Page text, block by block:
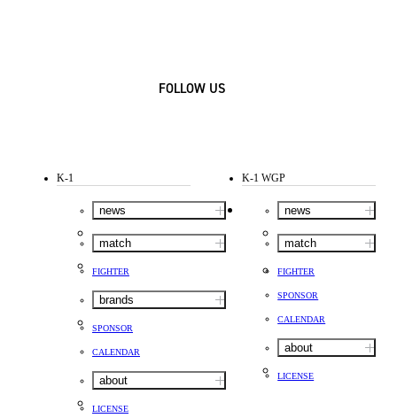
FOLLOW US
K-1
news
match
FIGHTER
brands
SPONSOR
CALENDAR
about
LICENSE
K-1 WGP
news
match
FIGHTER
SPONSOR
CALENDAR
about
LICENSE